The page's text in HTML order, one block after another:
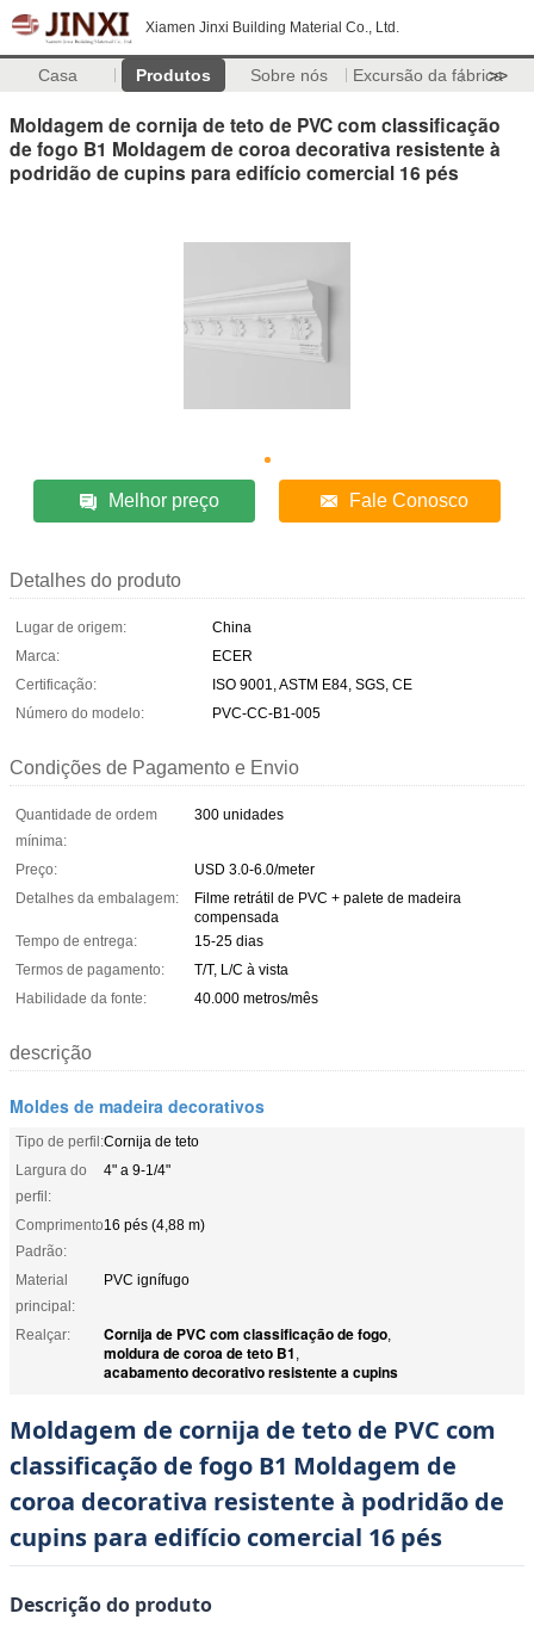
Xiamen Jinxi Building Material Co., Ltd.
Casa Produtos Sobre nós Excursão da fábrica
>>
Moldagem de cornija de teto de PVC com classificação
de fogo B1 Moldagem de coroa decorativa resistente à
podridão de cupins para edifício comercial 16 pés
Melhor preço Fale Conosco
Detalhes do produto
Lugar de origem:
China
Marca:
ECER
Certificação:
ISO 9001, ASTM E84, SGS, CE
Número do modelo:
PVC-CC-B1-005
Condições de Pagamento e Envio
Quantidade de ordem
mínima:
300 unidades
Preço:
USD 3.0-6.0/meter
Detalhes da embalagem:
Filme retrátil de PVC + palete de madeira
compensada
Tempo de entrega:
15-25 dias
Termos de pagamento:
T/T, L/C à vista
Habilidade da fonte:
40.000 metros/mês
descrição
Moldes de madeira decorativos
Tipo de perfil:Cornija de teto
Largura do
perfil:
4" a 9-1/4"
Comprimento
Padrão:
16 pés (4,88 m)
Material
principal:
PVC ignífugo
Realçar: Cornija de PVC com classificação de fogo,
moldura de coroa de teto B1 ,
acabamento decorativo resistente a cupins
Moldagem de cornija de teto de PVC com
classificação de fogo B1 Moldagem de
coroa decorativa resistente à podridão de
cupins para edifício comercial 16 pés
Descrição do produto